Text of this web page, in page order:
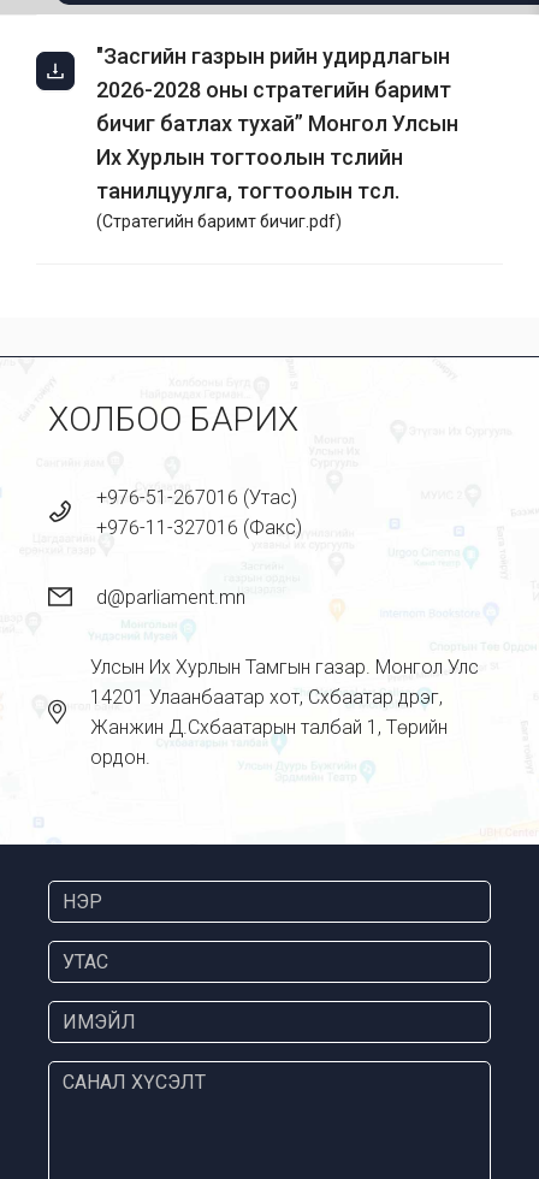
"Засгийн газрын өрийн удирдлагын
2026-2028 оны стратегийн баримт
бичиг батлах тухай” Монгол Улсын
Их Хурлын тогтоолын төслийн
танилцуулга, тогтоолын төсөл.
(Стратегийн баримт бичиг.pdf)
ХОЛБОО БАРИХ
+976-51-267016 (Утас)
+976-11-327016 (Факс)
d@parliament.mn
Улсын Их Хурлын Тамгын газар. Монгол Улс
14201 Улаанбаатар хот, Сүхбаатар дүүрэг,
Жанжин Д.Сүхбаатарын талбай 1, Төрийн
ордон.